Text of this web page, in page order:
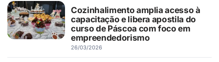
Cozinhalimento amplia acesso à
capacitação e libera apostila do
curso de Páscoa com foco em
empreendedorismo
26/03/2026